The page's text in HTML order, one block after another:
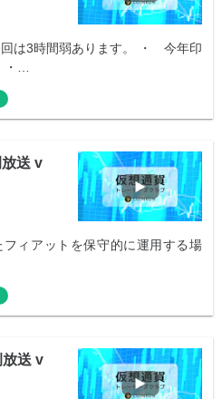
は3時間弱あります。 ・ 今年印
・…
送 v
フィアットを保守的に運用する場
放送 v